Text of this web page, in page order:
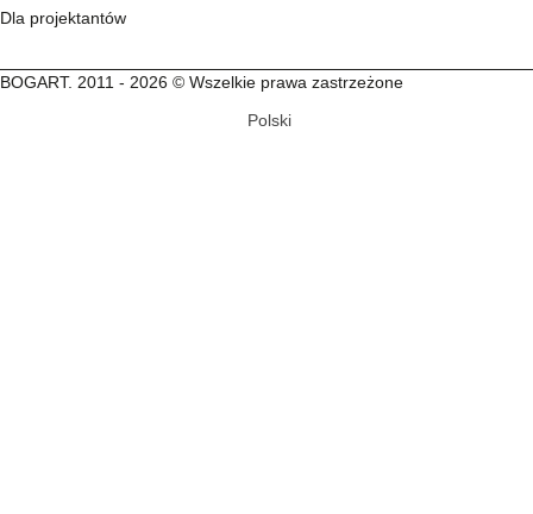
Dla projektantów
BOGART. 2011 - 2026 © Wszelkie prawa zastrzeżone
Polski